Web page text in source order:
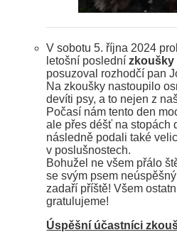
V sobotu 5. října 2024
letošní poslednízkoušky
posuzoval rozhodčí pan
Na zkoušky nastoupilo
devíti psy, a to nejen z
Počasí nám tento den
ale přes déšť na stopách
následně podali také
v poslušnostech.
Bohužel ne všem přálo
se svým psem
zadaří příště! Všem
gratulujeme!
Úspěšní účastníci